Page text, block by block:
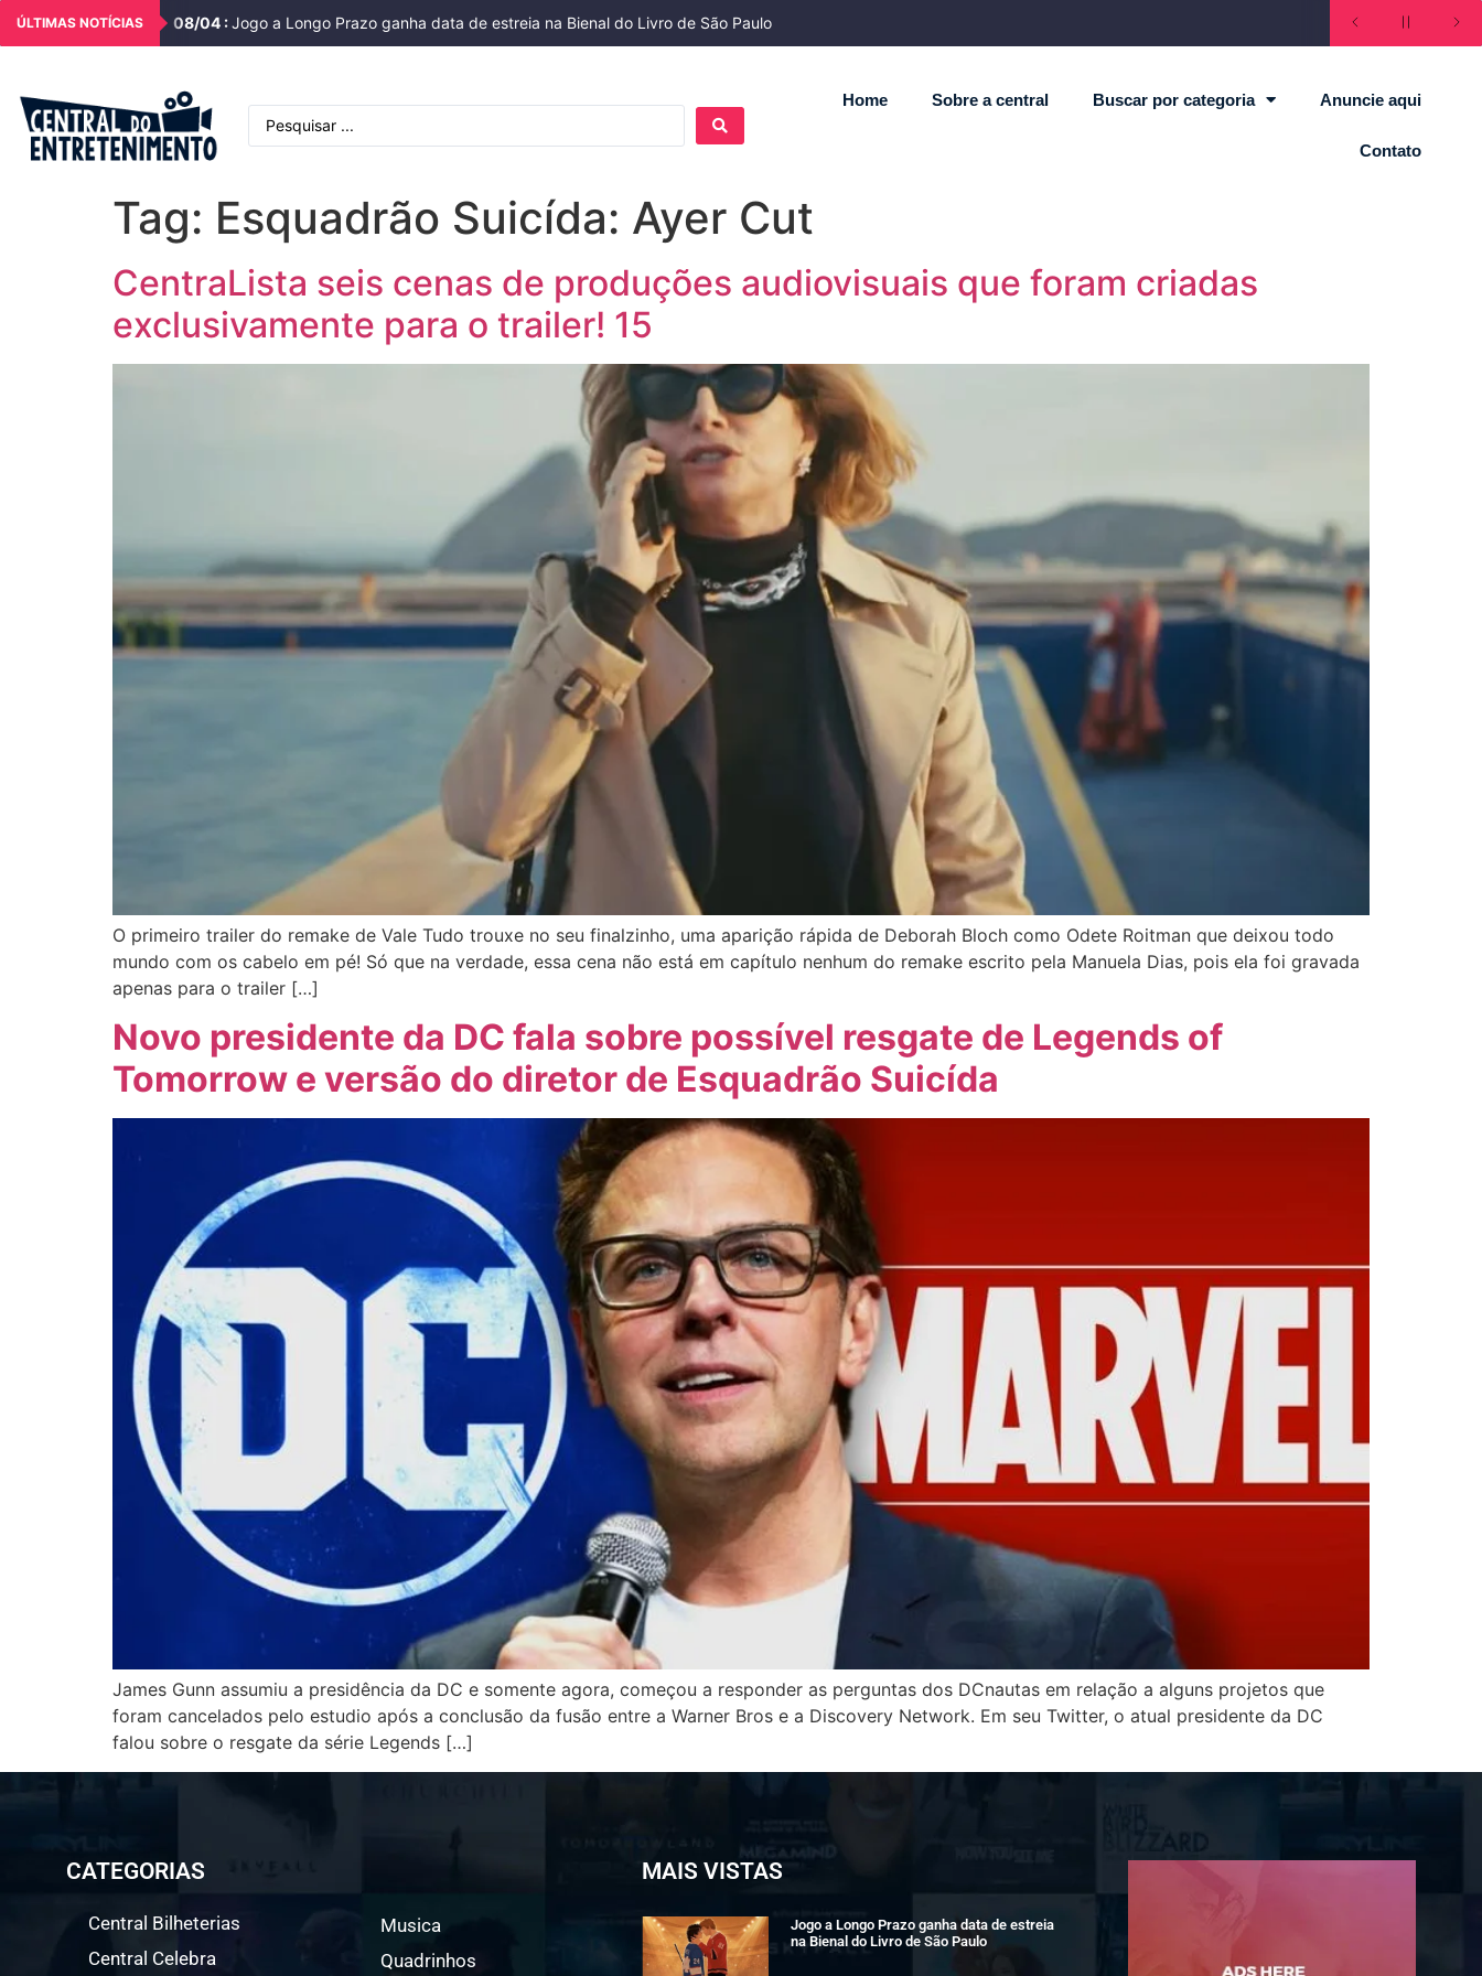
ÚLTIMAS NOTÍCIAS 08/04 :Jogo a Longo Prazo ganha data de estreia na Bienal do Livro de São Paulo
Home Sobre a central Buscar por categoria Anuncie aqui
Contato
Tag: Esquadrão Suicída: Ayer Cut
CentraLista seis cenas de produções audiovisuais que foram criadas
exclusivamente para o trailer! 15
O primeiro trailer do remake de Vale Tudo trouxe no seu finalzinho, uma aparição rápida de Deborah Bloch como Odete Roitman que deixou todo
mundo com os cabelo em pé! Só que na verdade, essa cena não está em capítulo nenhum do remake escrito pela Manuela Dias, pois ela foi gravada
apenas para o trailer […]
Novo presidente da DC fala sobre possível resgate de Legends of
Tomorrow e versão do diretor de Esquadrão Suicída
James Gunn assumiu a presidência da DC e somente agora, começou a responder as perguntas dos DCnautas em relação a alguns projetos que
foram cancelados pelo estudio após a conclusão da fusão entre a Warner Bros e a Discovery Network. Em seu Twitter, o atual presidente da DC
falou sobre o resgate da série Legends […]
CATEGORIAS
Central Bilheterias
Central Celebra
Musica
Quadrinhos
MAIS VISTAS
Jogo a Longo Prazo ganha data de estreia
na Bienal do Livro de São Paulo